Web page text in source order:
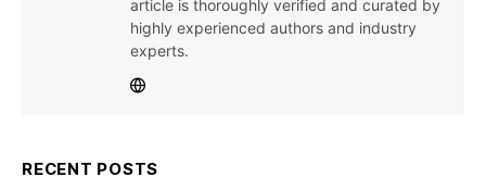
article is thoroughly verified and curated by
highly experienced authors and industry
experts.
RECENT POSTS